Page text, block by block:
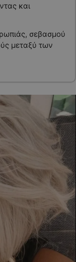
και
σεβασμού
μεταξύ των